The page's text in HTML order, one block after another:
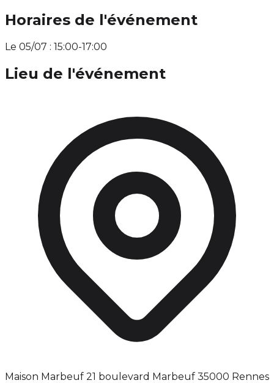
Horaires de l'événement
Le 05/07 : 15:00-17:00
Lieu de l'événement
Maison Marbeuf 21 boulevard Marbeuf 35000 Rennes